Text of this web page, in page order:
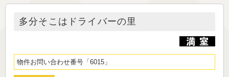
多分そこはドライバーの里
物件お問い合わせ番号 6015